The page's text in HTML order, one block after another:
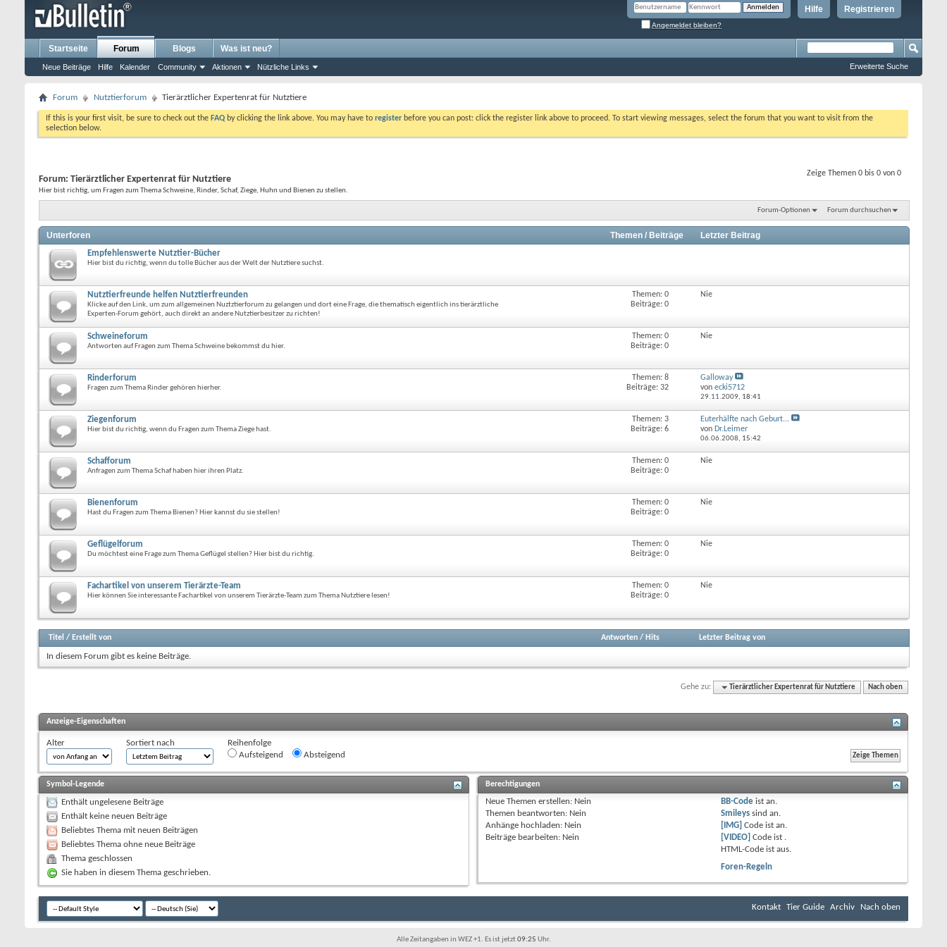
Registrieren
Hilfe
Angemeldet bleiben?
Startseite Forum
Neue Beiträge Hilfe Kalender Community Aktionen Nützliche Links
Blogs Was ist neu?
Erweiterte Suche
Forum Nutztierforum Tierärztlicher Expertenrat für Nutztiere
If this is your first visit, be sure to check out the FAQ by clicking the link above. You may have to register before you can post: click the register link above to proceed. To start viewing messages, select the forum that you want to visit from the
selection below.
Zeige Themen 0 bis 0 von 0
Forum: Tierärztlicher Expertenrat für Nutztiere
Hier bist richtig, um Fragen zum Thema Schweine, Rinder, Schaf, Ziege, Huhn und Bienen zu stellen.
Forum-Optionen Forum durchsuchen
Unterforen Themen / Beiträge Letzter Beitrag
Empfehlenswerte Nutztier-Bücher
Hier bist du richtig, wenn du tolle Bücher aus der Welt der Nutztiere suchst.
Nutztierfreunde helfen Nutztierfreunden
Klicke auf den Link, um zum allgemeinen Nuztztierforum zu gelangen und dort eine Frage, die thematisch eigentlich ins tierärztliche
Experten-Forum gehört, auch direkt an andere Nutztierbesitzer zu richten!
Themen: 0
Beiträge: 0
Nie
Schweineforum
Antworten auf Fragen zum Thema Schweine bekommst du hier.
Themen: 0
Beiträge: 0
Nie
Rinderforum
Fragen zum Thema Rinder gehören hierher.
Themen: 8
Beiträge: 32
Galloway
von ecki5712
29.11.2009, 18:41
Ziegenforum
Hier bist du richtig, wenn du Fragen zum Thema Ziege hast.
Themen: 3
Beiträge: 6
Euterhälfte nach Geburt...
von Dr.Leimer
06.06.2008, 15:42
Schafforum
Anfragen zum Thema Schaf haben hier ihren Platz.
Themen: 0
Beiträge: 0
Nie
Bienenforum
Hast du Fragen zum Thema Bienen? Hier kannst du sie stellen!
Themen: 0
Beiträge: 0
Nie
Geflügelforum
Du möchtest eine Frage zum Thema Geflügel stellen? Hier bist du richtig.
Themen: 0
Beiträge: 0
Nie
Fachartikel von unserem Tierärzte-Team
Hier können Sie interessante Fachartikel von unserem Tierärzte-Team zum Thema Nutztiere lesen!
Themen: 0
Beiträge: 0
Nie
Titel / Erstellt von Antworten/ Hits Letzter Beitrag von
In diesem Forum gibt es keine Beiträge.
Gehe zu: Tierärztlicher Expertenrat für Nutztiere Nach oben
Anzeige-Eigenschaften
Alter Sortiert nach
Reihenfolge
Aufsteigend
Absteigend
Symbol-Legende
Enthält ungelesene Beiträge
Enthält keine neuen Beiträge
Beliebtes Thema mit neuen Beiträgen
Beliebtes Thema ohne neue Beiträge
Thema geschlossen
Sie haben in diesem Thema geschrieben.
Berechtigungen
Neue Themen erstellen: Nein
Themen beantworten: Nein
Anhänge hochladen: Nein
Beiträge bearbeiten: Nein
BB-Code istan.
Smileys sindan.
[IMG] Code istan.
[VIDEO] Code ist .
HTML-Code istaus.
Foren-Regeln
Kontakt Tier Guide Archiv Nach oben
Alle Zeitangaben in WEZ +1. Es ist jetzt09:25 Uhr.